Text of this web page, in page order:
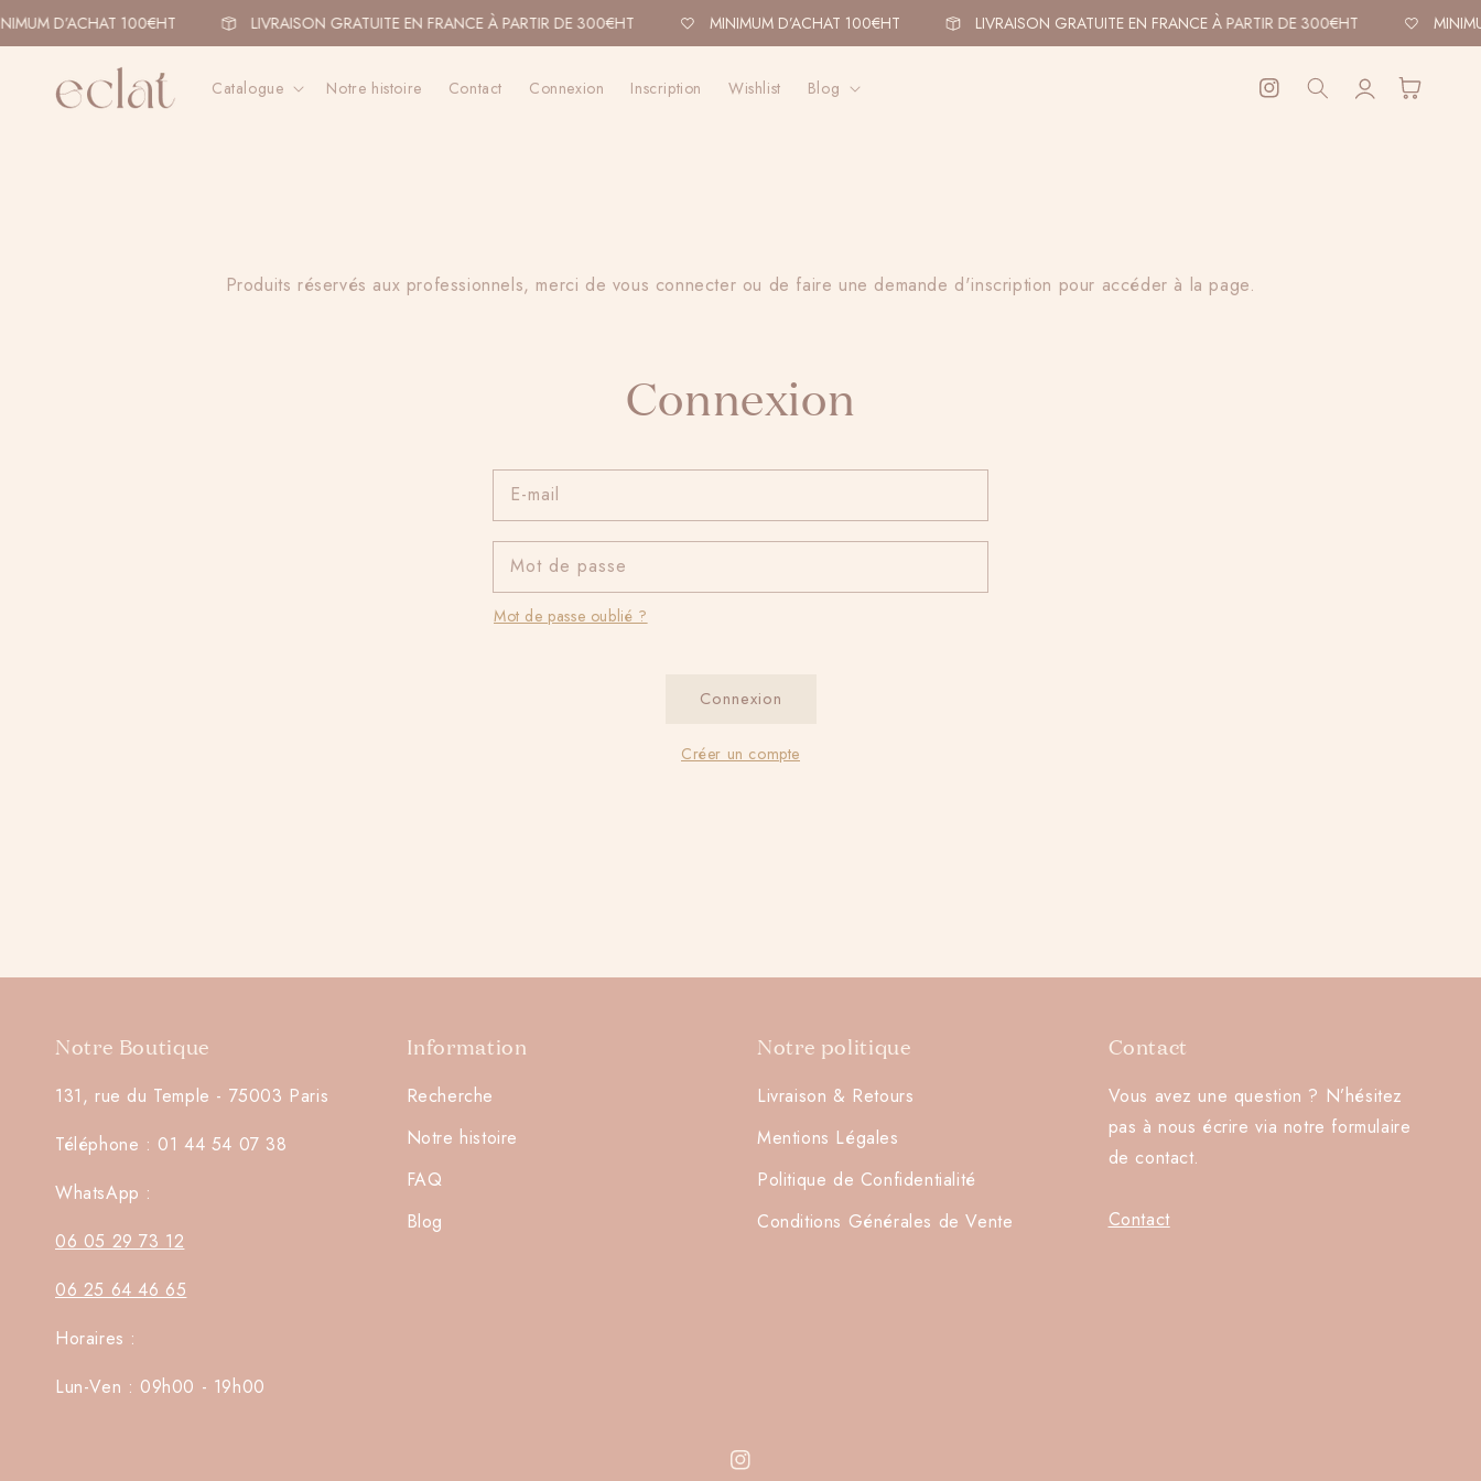
passer
au
D’ACHAT 100€HT LIVRAISON GRATUITE EN FRANCE À PARTIR DE 300€HT MINIMUM D’ACHAT 100€HT LIVRAISON GRATUITE EN FRANCE À PARTIR DE 300€HT
Catalogue Notre histoire Contact Connexion Inscription Wishlist Blog
Instagram
ConnexionPanier
Produits réservés aux professionnels, merci de vous connecter ou de faire une demande d'inscription pour accéder à la page.
Connexion
E-mail
Mot de passe
Mot de passe oublié ?
Connexion
Créer un compte
Notre Boutique
131, rue du Temple - 75003 Paris
Téléphone : 01 44 54 07 38
WhatsApp :
06 05 29 73 12
06 25 64 46 65
Horaires :
Lun-Ven : 09h00 - 19h00
Information
Recherche
Notre histoire
FAQ
Blog
Notre politique
Livraison & Retours
Mentions Légales
Politique de Confidentialité
Conditions Générales de Vente
Contact
Vous avez une question ? N’hésitez
pas à nous écrire via notre formulaire
de contact.
Contact
Instagram
Connectez-vous à votre compte pour ajouter des produits à